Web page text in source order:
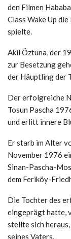
den Filmen
Class Wake Up
spielte.
Akil Öztuna, der
zur Besetzung
der Häuptling der
Der erfolgreiche
Tosun Pascha
und erlitt innere
Er starb im Alter
November 1976
Sinan-Pascha-
dem Feriköy-
Die Tochter des
eingeprägt hatte,
stellte sich
seines Vaters.